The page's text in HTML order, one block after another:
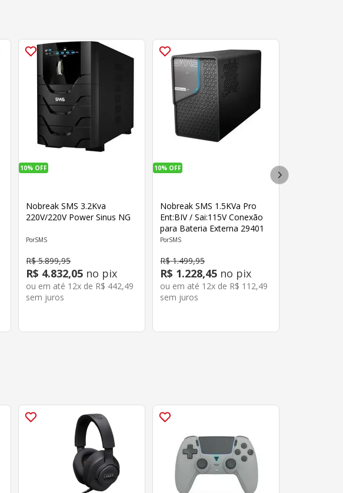
10% OFF
Nobreak SMS 3.2Kva
220V/220V Power Sinus NG
SMS
R$ 5.899,95
R$ 4.832,05 no pix
ou em até 12x de R$ 442,49
sem juros
10% OFF
Nobreak SMS 1.5KVa Pro
Ent:BIV / Sai:115V Conexão
para Bateria Externa 29401
SMS
R$ 1.499,95
R$ 1.228,45 no pix
ou em até 12x de R$ 112,49
sem juros